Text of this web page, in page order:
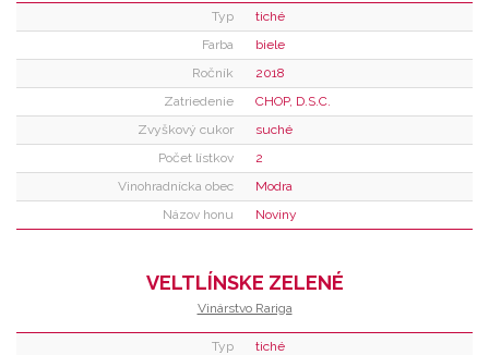
Typ
tiché
Farba
biele
Ročník
2018
Zatriedenie
CHOP, D.S.C.
Zvyškový cukor
suché
Počet lístkov
2
Vinohradnícka obec
Modra
Názov honu
Noviny
VELTLÍNSKE ZELENÉ
Vinárstvo Rariga
Typ
tiché